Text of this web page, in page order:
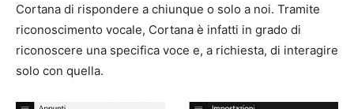
Cortana di rispondere a chiunque o solo a noi. Tramite
riconoscimento vocale, Cortana è infatti in grado di
riconoscere una specifica voce e, a richiesta, di interagire
solo con quella.